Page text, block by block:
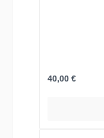
Regulärer Preis:
40,00 €